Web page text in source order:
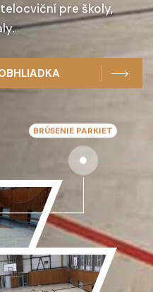
pre školy,
BRÚSENIE PARKIET